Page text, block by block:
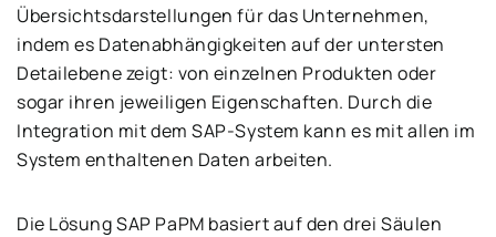
Übersichtsdarstellungen für das Unternehmen,
indem es Datenabhängigkeiten auf der untersten
Detailebene zeigt: von einzelnen Produkten oder
sogar ihren jeweiligen Eigenschaften. Durch die
Integration mit dem SAP-System kann es mit allen im
System enthaltenen Daten arbeiten.
Die Lösung SAP PaPM basiert auf den drei Säulen